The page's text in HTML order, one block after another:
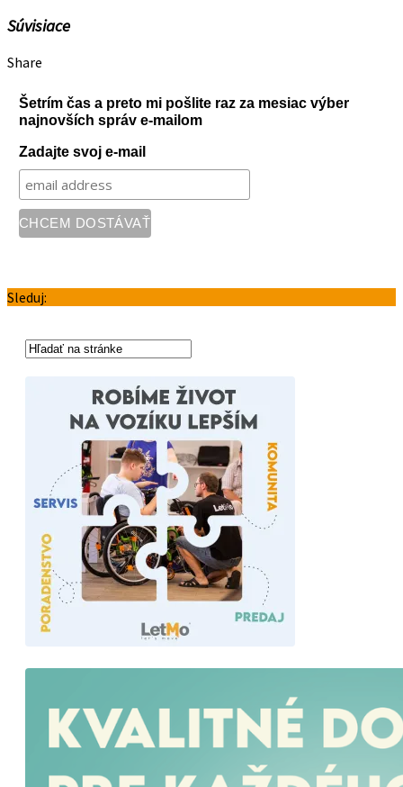
Súvisiace
Share
Šetrím čas a preto mi pošlite raz za mesiac výber
najnovších správ e-mailom
Zadajte svoj e-mail
Sleduj: